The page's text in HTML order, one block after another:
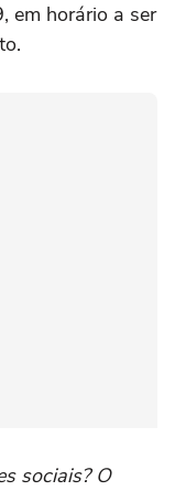
em horário a ser
sociais? O